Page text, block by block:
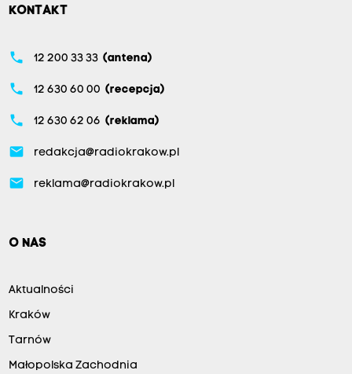
KONTAKT
phone 12 200 33 33 (antena)
phone 12 630 60 00 (recepcja)
phone 12 630 62 06 (reklama)
email redakcja@radiokrakow.pl
email reklama@radiokrakow.pl
O NAS
Aktualności
Kraków
Tarnów
Małopolska Zachodnia